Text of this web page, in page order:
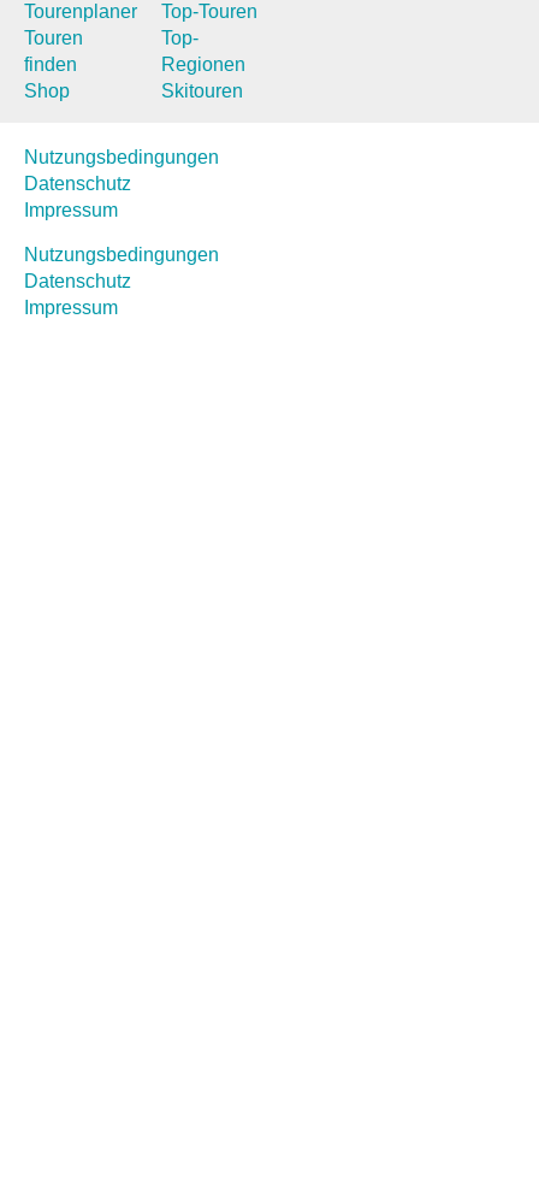
Tourenplaner
Touren
finden
Shop
Top-Touren
Top-
Regionen
Skitouren
Nutzungsbedingungen
Datenschutz
Impressum
Nutzungsbedingungen
Datenschutz
Impressum